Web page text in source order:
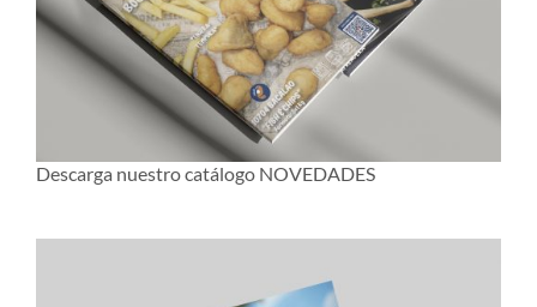
Descarga nuestro catálogo NOVEDADES